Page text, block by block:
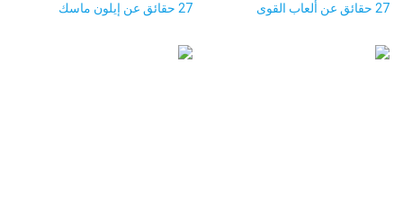
27 حقائق عن ألعاب القوى 27 حقائق عن إيلون ماسك